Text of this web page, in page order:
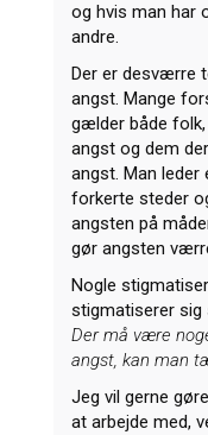
og hvis man har
andre.
Der er desværre
angst. Mange
gælder både folk,
angst og dem
angst. Man
forkerte steder
angsten på
gør angsten
Nogle
stigmatiserer sig
Der må være
angst, kan man
Jeg vil gerne
at arbejde med,